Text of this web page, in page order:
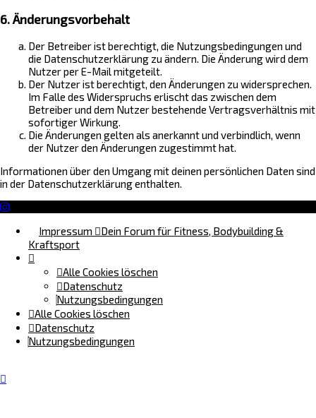
6. Änderungsvorbehalt
Der Betreiber ist berechtigt, die Nutzungsbedingungen und
die Datenschutzerklärung zu ändern. Die Änderung wird dem
Nutzer per E-Mail mitgeteilt.
Der Nutzer ist berechtigt, den Änderungen zu widersprechen.
Im Falle des Widerspruchs erlischt das zwischen dem
Betreiber und dem Nutzer bestehende Vertragsverhältnis mit
sofortiger Wirkung.
Die Änderungen gelten als anerkannt und verbindlich, wenn
der Nutzer den Änderungen zugestimmt hat.
Informationen über den Umgang mit deinen persönlichen Daten sind
in der Datenschutzerklärung enthalten.
Impressum
Dein Forum für Fitness, Bodybuilding &
Kraftsport
Alle Cookies löschen
Datenschutz
Nutzungsbedingungen
Alle Cookies löschen
Datenschutz
Nutzungsbedingungen